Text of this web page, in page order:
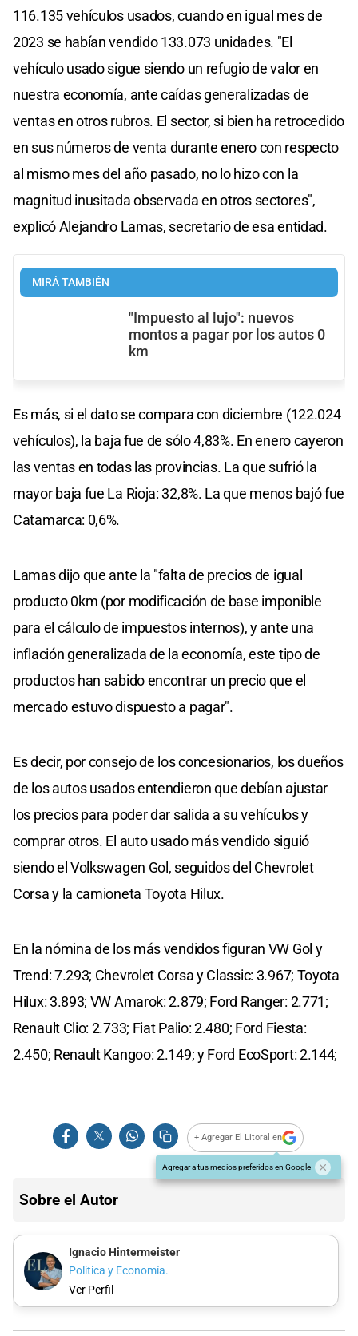
116.135 vehículos usados, cuando en igual mes de
2023 se habían vendido 133.073 unidades. "El
vehículo usado sigue siendo un refugio de valor en
nuestra economía, ante caídas generalizadas de
ventas en otros rubros. El sector, si bien ha retrocedido
en sus números de venta durante enero con respecto
al mismo mes del año pasado, no lo hizo con la
magnitud inusitada observada en otros sectores",
explicó Alejandro Lamas, secretario de esa entidad.
MIRÁ TAMBIÉN
"Impuesto al lujo": nuevos
montos a pagar por los autos 0
km
Es más, si el dato se compara con diciembre (122.024
vehículos), la baja fue de sólo 4,83%. En enero cayeron
las ventas en todas las provincias. La que sufrió la
mayor baja fue La Rioja: 32,8%. La que menos bajó fue
Catamarca: 0,6%.
Lamas dijo que ante la "falta de precios de igual
producto 0km (por modificación de base imponible
para el cálculo de impuestos internos), y ante una
inflación generalizada de la economía, este tipo de
productos han sabido encontrar un precio que el
mercado estuvo dispuesto a pagar".
Es decir, por consejo de los concesionarios, los dueños
de los autos usados entendieron que debían ajustar
los precios para poder dar salida a su vehículos y
comprar otros. El auto usado más vendido siguió
siendo el Volkswagen Gol, seguidos del Chevrolet
Corsa y la camioneta Toyota Hilux.
En la nómina de los más vendidos figuran VW Gol y
Trend: 7.293; Chevrolet Corsa y Classic: 3.967; Toyota
Hilux: 3.893; VW Amarok: 2.879; Ford Ranger: 2.771;
Renault Clio: 2.733; Fiat Palio: 2.480; Ford Fiesta:
2.450; Renault Kangoo: 2.149; y Ford EcoSport: 2.144;
+ Agregar El Litoral en
Agregar a tus medios preferidos en Google
Sobre el Autor
Ignacio Hintermeister
Politica y Economía.
Ver Perfil